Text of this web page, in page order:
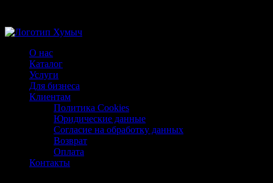
О нас
Каталог
Услуги
Для бизнеса
Клиентам
Политика Cookies
Юридические данные
Согласие на обработку данных
Возврат
Оплата
Контакты